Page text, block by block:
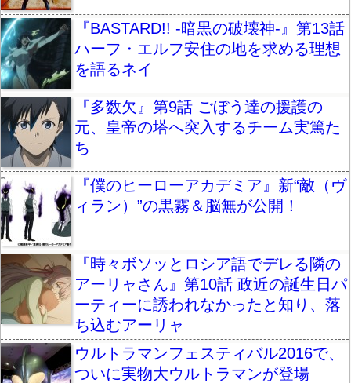
『BASTARD!! -暗黒の破壊神-』第13話
ハーフ・エルフ安住の地を求める理想
を語るネイ
『多数欠』第9話 ごぼう達の援護の
元、皇帝の塔へ突入するチーム実篤た
ち
『僕のヒーローアカデミア』新“敵（ヴ
ィラン）”の黒霧＆脳無が公開！
『時々ボソッとロシア語でデレる隣の
アーリャさん』第10話 政近の誕生日パ
ーティーに誘われなかったと知り、落
ち込むアーリャ
ウルトラマンフェスティバル2016で、
ついに実物大ウルトラマンが登場